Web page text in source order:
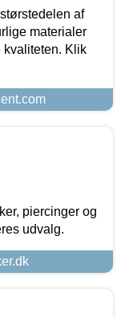
af
materialer
kvaliteten. Klik
piercinger og
udvalg.